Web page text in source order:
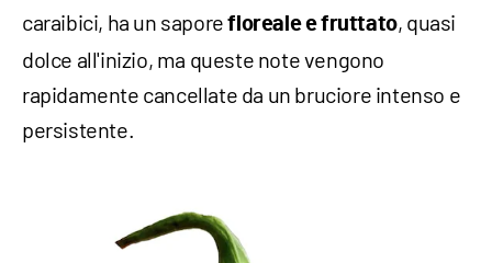
caraibici, ha un saporefloreale e fruttato, quasi
dolce all'inizio, ma queste note vengono
rapidamente cancellate da un bruciore intenso e
persistente.